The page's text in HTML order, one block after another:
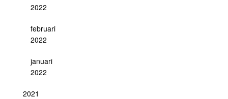
2022
februari
2022
januari
2022
2021